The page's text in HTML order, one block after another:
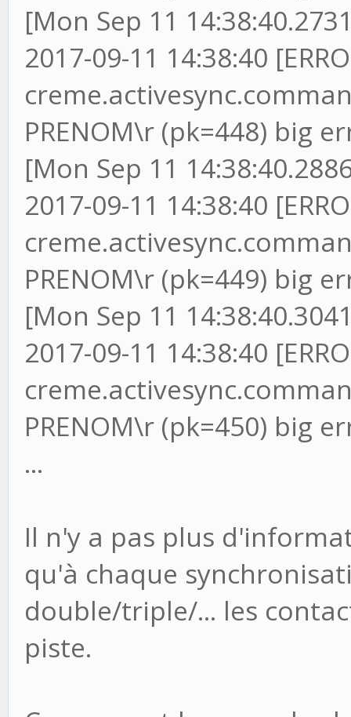
[Mon Sep 11
2017-09-11 14:38:40
PRENOM\r (pk=448) big
[Mon Sep 11
2017-09-11 14:38:40
PRENOM\r (pk=449) big
[Mon Sep 11
2017-09-11 14:38:40
PRENOM\r (pk=450) big
...
Il n'y a pas plus
qu'à chaque
double/triple/... les
piste.